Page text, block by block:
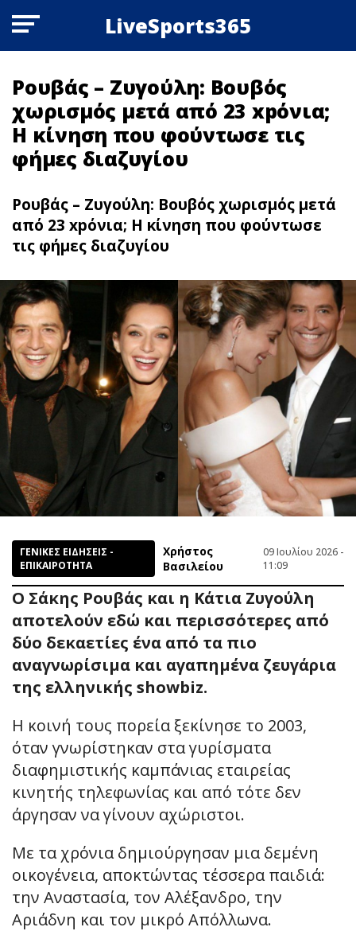
LiveSports365
Ρουβάς – Ζυγούλη: Βουβός
χωρισμός μετά από 23 xpόνια;
Η κίνηση που φούντωσε τις
φήμες διαζυγίου
Ρουβάς – Ζυγούλη: Βουβός χωρισμός μετά
από 23 xpόνια; Η κίνηση που φούντωσε
τις φήμες διαζυγίου
ΓΕΝΙΚΕΣ ΕΙΔΗΣΕΙΣ -
ΕΠΙΚΑΙΡΟΤΗΤΑ
Χρήστος
Βασιλείου
09 Ιουλίου 2026 -
11:09
Ο Σάκης Ρουβάς και η Κάτια Ζυγούλη
αποτελούν εδώ και περισσότερες από
δύο δεκαετίες ένα από τα πιο
αναγνωρίσιμα και αγαπημένα ζευγάρια
της ελληνικής showbiz.
Η κοινή τους πορεία ξεκίνησε το 2003,
όταν γνωρίστηκαν στα γυρίσματα
διαφημιστικής καμπάνιας εταιρείας
κινητής τηλεφωνίας και από τότε δεν
άργησαν να γίνουν αχώριστοι.
Με τα χρόνια δημιούργησαν μια δεμένη
οικογένεια, αποκτώντας τέσσερα παιδιά:
την Αναστασία, τον Αλέξανδρο, την
Αριάδνη και τον μικρό Απόλλωνα.